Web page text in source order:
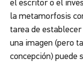
el escritor o el
la metamorfosis
tarea de establecer
una imagen (pero
concepción) puede